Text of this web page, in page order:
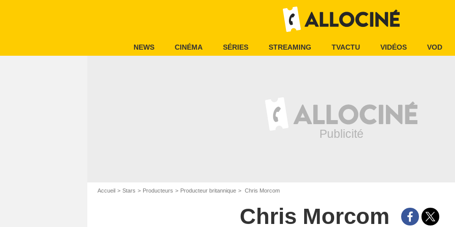
NEWS CINÉMA SÉRIES STREAMING TVACTU VIDÉOS VOD
Accueil Stars Producteurs Producteur britannique Chris Morcom
Chris Morcom